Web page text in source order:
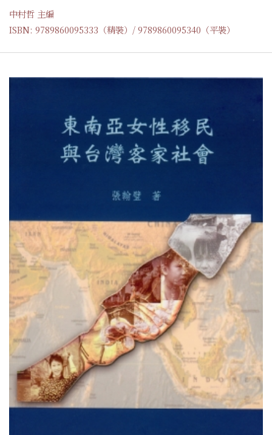
中村哲 主編
ISBN: 9789860095333（精裝）/ 9789860095340（平裝）